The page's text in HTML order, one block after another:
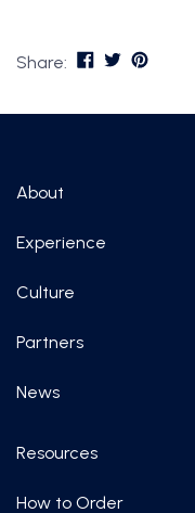
Share:
About
Experience
Culture
Partners
News
Resources
How to Order